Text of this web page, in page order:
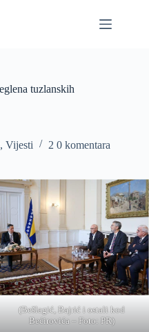
tuzlanskih
, Vijesti 2 0 komentara
(Bešlagić, Bajrić i ostali kod
Bećirovića – Foto: PR)